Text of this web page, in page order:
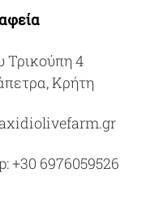
Τρικούπη 4
Κρήτη
+30 6976059526